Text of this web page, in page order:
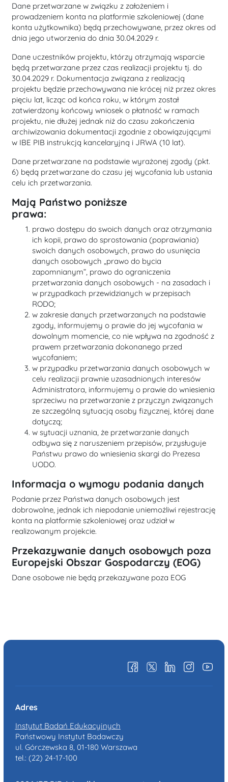
Dane przetwarzane w związku z założeniem i
prowadzeniem konta na platformie szkoleniowej (dane
konta użytkownika) będą przechowywane, przez okres od
dnia jego utworzenia do dnia 30.04.2029 r.
Dane uczestników projektu, którzy otrzymają wsparcie
będą przetwarzane przez czas realizacji projektu tj. do
30.04.2029 r. Dokumentacja związana z realizacją
projektu będzie przechowywana nie krócej niż przez okres
pięciu lat, licząc od końca roku, w którym został
zatwierdzony końcowy wniosek o płatność w ramach
projektu, nie dłużej jednak niż do czasu zakończenia
archiwizowania dokumentacji zgodnie z obowiązującymi
w IBE PIB instrukcją kancelaryjną i JRWA (10 lat).
Dane przetwarzane na podstawie wyrażonej zgody (pkt.
6) będą przetwarzane do czasu jej wycofania lub ustania
celu ich przetwarzania.
Mają Państwo poniższe
prawa:
prawo dostępu do swoich danych oraz otrzymania
ich kopii, prawo do sprostowania (poprawiania)
swoich danych osobowych, prawo do usunięcia
danych osobowych „prawo do bycia
zapomnianym”, prawo do ograniczenia
przetwarzania danych osobowych - na zasadach i
w przypadkach przewidzianych w przepisach
RODO;
w zakresie danych przetwarzanych na podstawie
zgody, informujemy o prawie do jej wycofania w
dowolnym momencie, co nie wpływa na zgodność z
prawem przetwarzania dokonanego przed
wycofaniem;
w przypadku przetwarzania danych osobowych w
celu realizacji prawnie uzasadnionych interesów
Administratora, informujemy o prawie do wniesienia
sprzeciwu na przetwarzanie z przyczyn związanych
ze szczególną sytuacją osoby fizycznej, której dane
dotyczą;
w sytuacji uznania, że przetwarzanie danych
odbywa się z naruszeniem przepisów, przysługuje
Państwu prawo do wniesienia skargi do Prezesa
UODO.
Informacja o wymogu podania danych
Podanie przez Państwa danych osobowych jest
dobrowolne, jednak ich niepodanie uniemożliwi rejestrację
konta na platformie szkoleniowej oraz udział w
realizowanym projekcie.
Przekazywanie danych osobowych poza
Europejski Obszar Gospodarczy (EOG)
Dane osobowe nie będą przekazywane poza EOG
Adres
Instytut Badań Edukacyjnych
Państwowy Instytut Badawczy
ul. Górczewska 8, 01-180 Warszawa
tel.: (22) 24-17-100